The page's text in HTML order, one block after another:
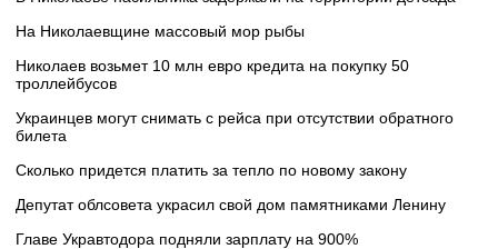
На Николаевщине массовый мор рыбы
Николаев возьмет 10 млн евро кредита на покупку 50
троллейбусов
Украинцев могут снимать с рейса при отсутствии обратного
билета
Сколько придется платить за тепло по новому закону
Депутат облсовета украсил свой дом памятниками Ленину
Главе Укравтодора подняли зарплату на 900%